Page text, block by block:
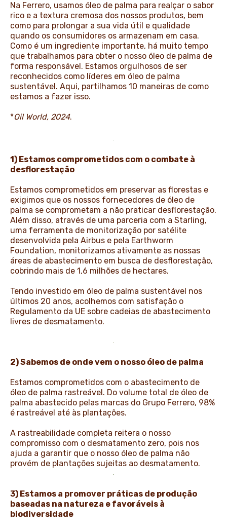
Na Ferrero, usamos óleo de palma para realçar o sabor
rico e a textura cremosa dos nossos produtos, bem
como para prolongar a sua vida útil e qualidade
quando os consumidores os armazenam em casa.
Como é um ingrediente importante, há muito tempo
que trabalhamos para obter o nosso óleo de palma de
forma responsável. Estamos orgulhosos de ser
reconhecidos como líderes em óleo de palma
sustentável. Aqui, partilhamos 10 maneiras de como
estamos a fazer isso.
*Oil World, 2024.
1) Estamos comprometidos com o combate à
desflorestação
Estamos comprometidos em preservar as florestas e
exigimos que os nossos fornecedores de óleo de
palma se comprometam a não praticar desflorestação.
Além disso, através de uma parceria com a Starling,
uma ferramenta de monitorização por satélite
desenvolvida pela Airbus e pela Earthworm
Foundation, monitorizamos ativamente as nossas
áreas de abastecimento em busca de desflorestação,
cobrindo mais de 1,6 milhões de hectares.
Tendo investido em óleo de palma sustentável nos
últimos 20 anos, acolhemos com satisfação o
Regulamento da UE sobre cadeias de abastecimento
livres de desmatamento.
2) Sabemos de onde vem o nosso óleo de palma
Estamos comprometidos com o abastecimento de
óleo de palma rastreável. Do volume total de óleo de
palma abastecido pelas marcas do Grupo Ferrero, 98%
é rastreável até às plantações.
A rastreabilidade completa reitera o nosso
compromisso com o desmatamento zero, pois nos
ajuda a garantir que o nosso óleo de palma não
provém de plantações sujeitas ao desmatamento.
3) Estamos a promover práticas de produção
baseadas na natureza e favoráveis à
biodiversidade